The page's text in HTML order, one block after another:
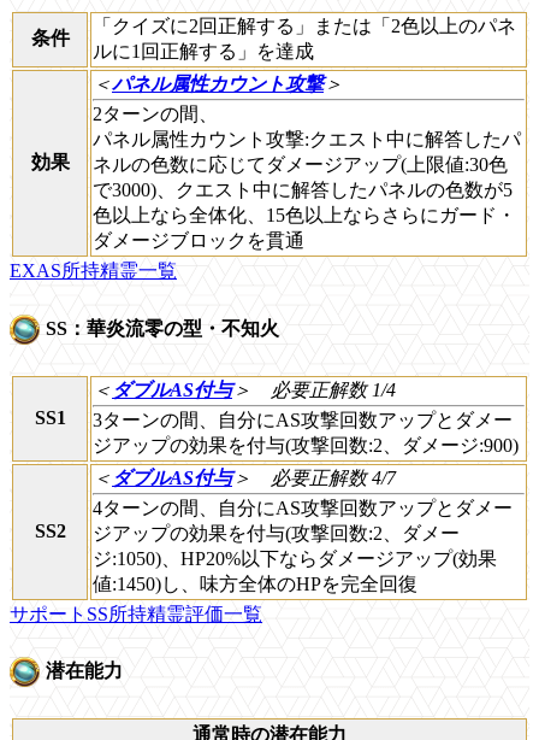
条件
「クイズに2回正解する」または「2色以上のパネ
ルに1回正解する」を達成
効果
＜パネル属性カウント攻撃＞
2ターンの間、
パネル属性カウント攻撃:クエスト中に解答したパ
ネルの色数に応じてダメージアップ(上限値:30色
で3000)、クエスト中に解答したパネルの色数が5
色以上なら全体化、15色以上ならさらにガード・
ダメージブロックを貫通
EXAS所持精霊一覧
SS：華炎流零の型・不知火
SS1
＜ ダブルAS付与＞
必要正解数 1/4
3ターンの間、自分にAS攻撃回数アップとダメー
ジアップの効果を付与(攻撃回数:2、ダメージ:900)
SS2
＜ ダブルAS付与＞
必要正解数 4/7
4ターンの間、自分にAS攻撃回数アップとダメー
ジアップの効果を付与(攻撃回数:2、ダメー
ジ:1050)、HP20%以下ならダメージアップ(効果
値:1450)し、味方全体のHPを完全回復
サポートSS所持精霊評価一覧
潜在能力
通常時の潜在能力